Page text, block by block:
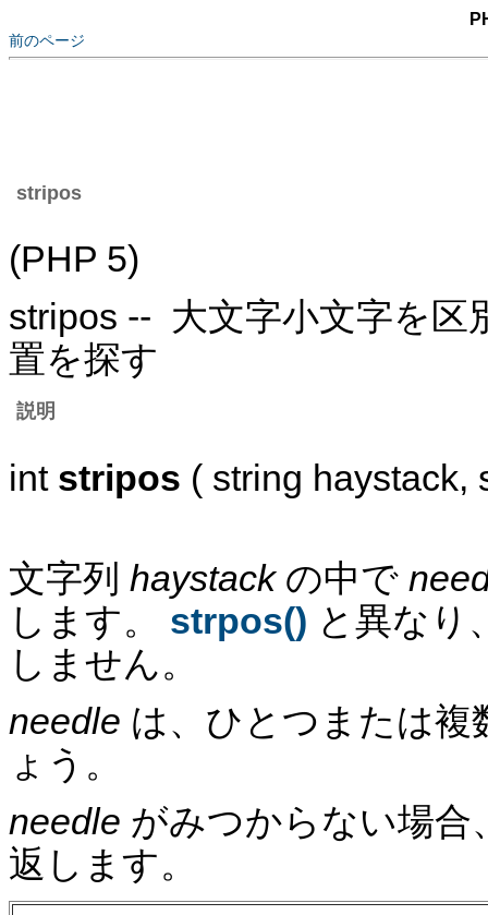
前のページ
stripos
(PHP 5)
stripos -- 大文字小文字を区
置を探す
説明
int stripos ( string haystack,
文字列 haystackの中で
します。 strpos() と異なり
しません。
needle は、ひとつまたは複
ょう。
needle がみつからない場合
返します。